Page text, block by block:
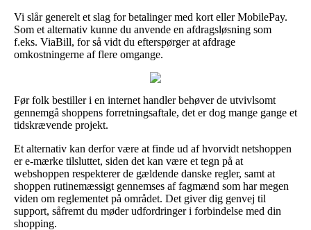
Vi slår generelt et slag for betalinger med kort eller MobilePay.
Som et alternativ kunne du anvende en afdragsløsning som
f.eks. ViaBill, for så vidt du efterspørger at afdrage
omkostningerne af flere omgange.
Før folk bestiller i en internet handler behøver de utvivlsomt
gennemgå shoppens forretningsaftale, det er dog mange gange et
tidskrævende projekt.
Et alternativ kan derfor være at finde ud af hvorvidt netshoppen
er e-mærke tilsluttet, siden det kan være et tegn på at
webshoppen respekterer de gældende danske regler, samt at
shoppen rutinemæssigt gennemses af fagmænd som har megen
viden om reglementet på området. Det giver dig genvej til
support, såfremt du møder udfordringer i forbindelse med din
shopping.